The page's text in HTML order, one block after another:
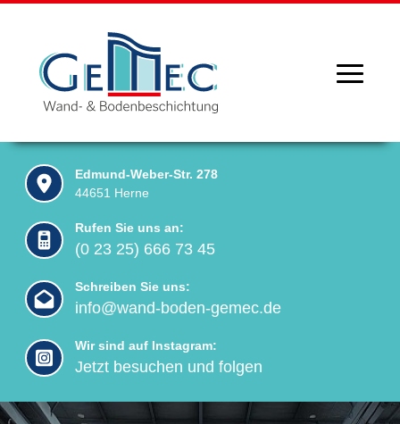
Edmund-Weber-Str. 278
44651 Herne
Rufen Sie uns an:
(0 23 25) 666 73 45
Schreiben Sie uns:
info@wand-boden-gemec.de
Wir sind auf Instagram:
Jetzt besuchen und folgen